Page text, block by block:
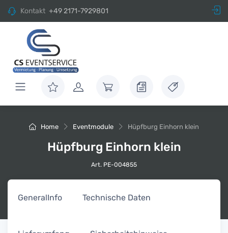
Kontakt +49 2171-7929801
Home Eventmodule Hüpfburg Einhorn klein
Hüpfburg Einhorn klein
Art. PE-004855
GeneralInfo Technische Daten